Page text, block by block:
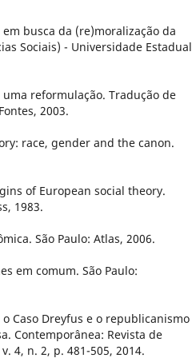
em busca da (re)moralização da
Sociais) - Universidade Estadual
uma reformulação. Tradução de
2003.
race, gender and the canon.
of European social theory.
1983.
São Paulo: Atlas, 2006.
em comum. São Paulo:
Caso Dreyfus e o republicanismo
Contemporânea: Revista de
4, n. 2, p. 481-505, 2014.